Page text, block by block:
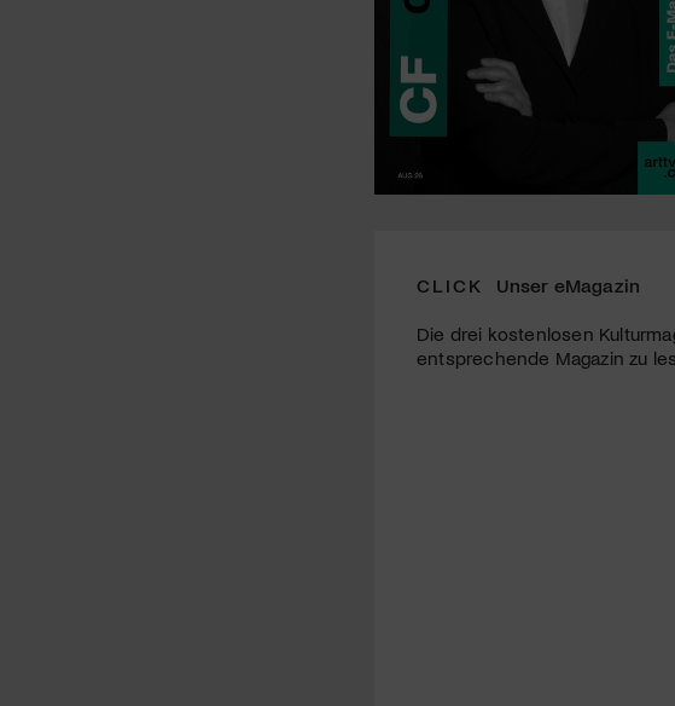
CLICK Unser eMagazin
Die drei kostenlosen
entsprechende Magazin zu